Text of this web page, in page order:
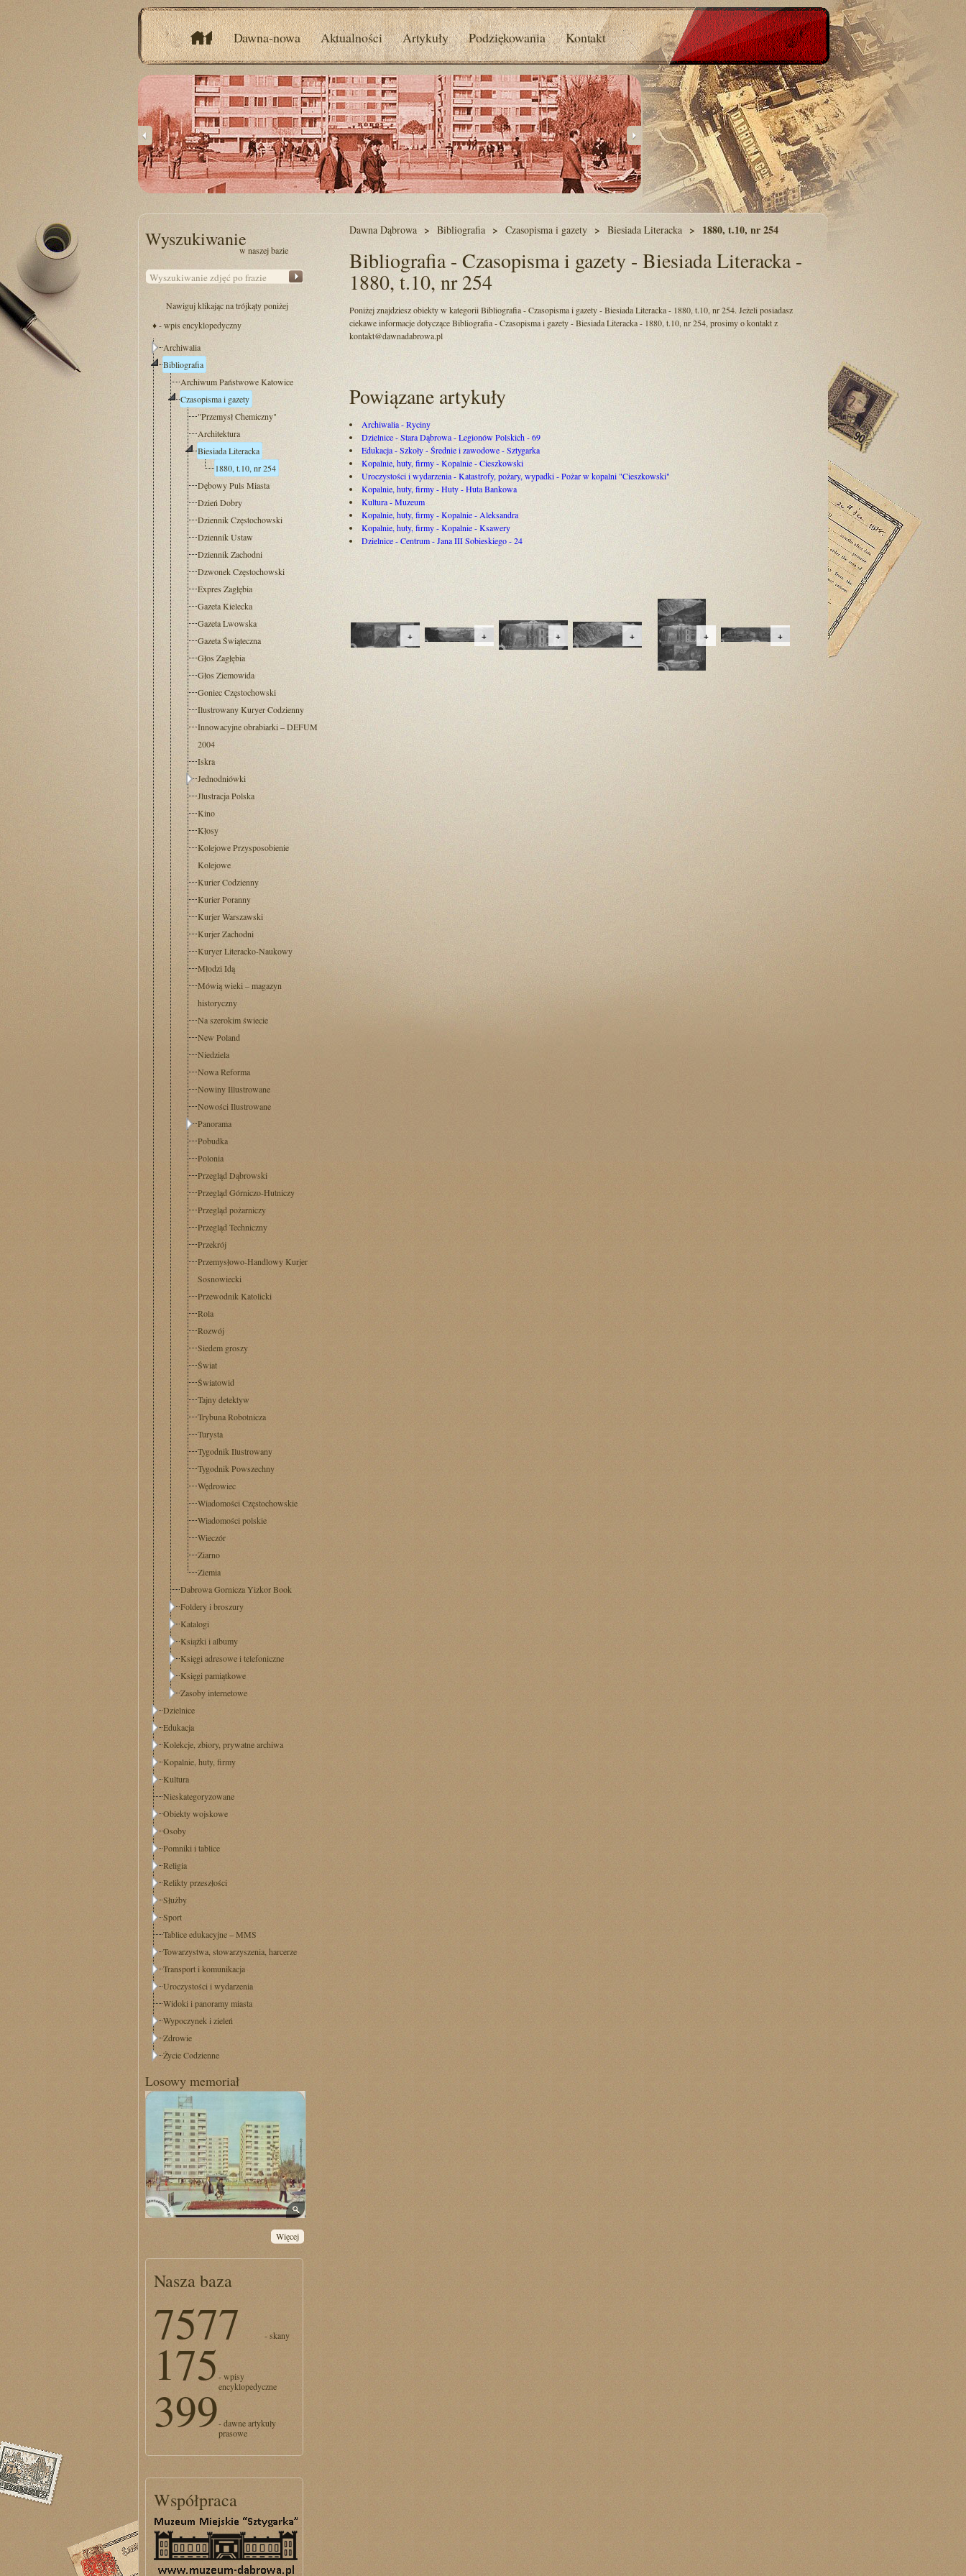
Dawna-nowa Aktualności Artykuły Podziękowania Kontakt
Dawna Dąbrowa Bibliografia Czasopisma i gazety Biesiada Literacka 1880, t.10, nr 254
Bibliografia - Czasopisma i gazety - Biesiada Literacka -
1880, t.10, nr 254
Poniżej znajdziesz obiekty w kategorii Bibliografia - Czasopisma i gazety - Biesiada Literacka - 1880, t.10, nr 254. Jeżeli posiadasz
ciekawe informacje dotyczące Bibliografia - Czasopisma i gazety - Biesiada Literacka - 1880, t.10, nr 254, prosimy o kontakt z
kontakt@dawnadabrowa.pl
Powiązane artykuły
Archiwalia - Ryciny
Dzielnice - Stara Dąbrowa - Legionów Polskich - 69
Edukacja - Szkoły - Średnie i zawodowe - Sztygarka
Kopalnie, huty, firmy - Kopalnie - Cieszkowski
Uroczystości i wydarzenia - Katastrofy, pożary, wypadki - Pożar w kopalni "Cieszkowski"
Kopalnie, huty, firmy - Huty - Huta Bankowa
Kultura - Muzeum
Kopalnie, huty, firmy - Kopalnie - Aleksandra
Kopalnie, huty, firmy - Kopalnie - Ksawery
Dzielnice - Centrum - Jana III Sobieskiego - 24
+ + + + + +
Wyszukiwaniew naszej bazie
Nawiguj klikając na trójkąty poniżej
♦ - wpis encyklopedyczny
Archiwalia
Bibliografia
Archiwum Państwowe Katowice
Czasopisma i gazety
"Przemysł Chemiczny"
Architektura
Biesiada Literacka
1880, t.10, nr 254
Dębowy Puls Miasta
Dzień Dobry
Dziennik Częstochowski
Dziennik Ustaw
Dziennik Zachodni
Dzwonek Częstochowski
Expres Zagłębia
Gazeta Kielecka
Gazeta Lwowska
Gazeta Świąteczna
Głos Zagłębia
Głos Ziemowida
Goniec Częstochowski
Ilustrowany Kuryer Codzienny
Innowacyjne obrabiarki – DEFUM
2004
Iskra
Jednodniówki
Jlustracja Polska
Kino
Kłosy
Kolejowe Przysposobienie
Kolejowe
Kurier Codzienny
Kurier Poranny
Kurjer Warszawski
Kurjer Zachodni
Kuryer Literacko-Naukowy
Młodzi Idą
Mówią wieki – magazyn
historyczny
Na szerokim świecie
New Poland
Niedziela
Nowa Reforma
Nowiny Illustrowane
Nowości Ilustrowane
Panorama
Pobudka
Polonia
Przegląd Dąbrowski
Przegląd Górniczo-Hutniczy
Przegląd pożarniczy
Przegląd Techniczny
Przekrój
Przemysłowo-Handlowy Kurjer
Sosnowiecki
Przewodnik Katolicki
Rola
Rozwój
Siedem groszy
Świat
Światowid
Tajny detektyw
Trybuna Robotnicza
Turysta
Tygodnik Ilustrowany
Tygodnik Powszechny
Wędrowiec
Wiadomości Częstochowskie
Wiadomości polskie
Wieczór
Ziarno
Ziemia
Dabrowa Gornicza Yizkor Book
Foldery i broszury
Katalogi
Książki i albumy
Księgi adresowe i telefoniczne
Księgi pamiątkowe
Zasoby internetowe
Dzielnice
Edukacja
Kolekcje, zbiory, prywatne archiwa
Kopalnie, huty, firmy
Kultura
Nieskategoryzowane
Obiekty wojskowe
Osoby
Pomniki i tablice
Religia
Relikty przeszłości
Służby
Sport
Tablice edukacyjne – MMS
Towarzystwa, stowarzyszenia, harcerze
Transport i komunikacja
Uroczystości i wydarzenia
Widoki i panoramy miasta
Wypoczynek i zieleń
Zdrowie
Życie Codzienne
Losowy memoriał
Więcej
Nasza baza
7577 - skany
175- wpisy
encyklopedyczne
399- dawne artykuły
prasowe
Współpraca